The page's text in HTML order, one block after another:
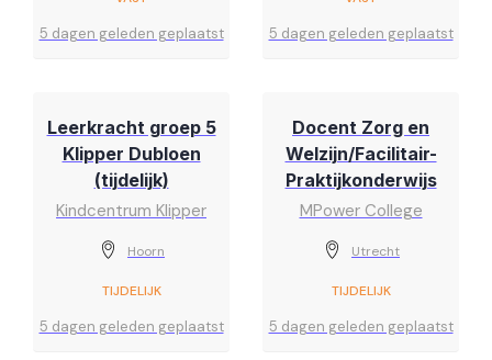
5 dagen geleden geplaatst 5 dagen geleden geplaatst
Leerkracht groep 5
Klipper Dubloen
(tijdelijk)
Kindcentrum Klipper
Hoorn
TIJDELIJK
5 dagen geleden geplaatst
Docent Zorg en
Welzijn/Facilitair-
Praktijkonderwijs
MPower College
Utrecht
TIJDELIJK
5 dagen geleden geplaatst